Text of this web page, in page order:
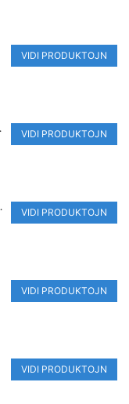
VIDI PRODUKTOJN
VIDI PRODUKTOJN
VIDI PRODUKTOJN
VIDI PRODUKTOJN
VIDI PRODUKTOJN